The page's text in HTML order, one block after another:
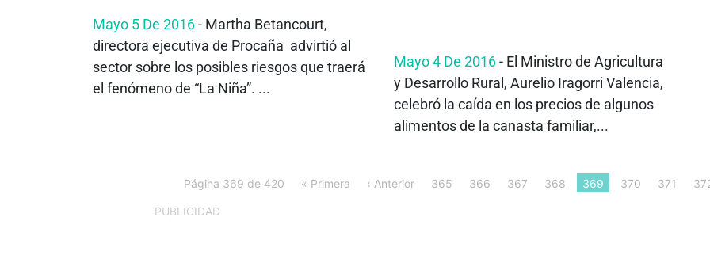
Mayo 5 De 2016- Martha Betancourt,
directora ejecutiva de Procaña advirtió al
sector sobre los posibles riesgos que traerá
el fenómeno de “La Niña”. ...
Mayo 4 De 2016- El Ministro de Agricultura
y Desarrollo Rural, Aurelio Iragorri Valencia,
celebró la caída en los precios de algunos
alimentos de la canasta familiar,...
Página 369 de 420 « Primera ‹ Anterior 365 366 367 368 369 370 371
PUBLICIDAD